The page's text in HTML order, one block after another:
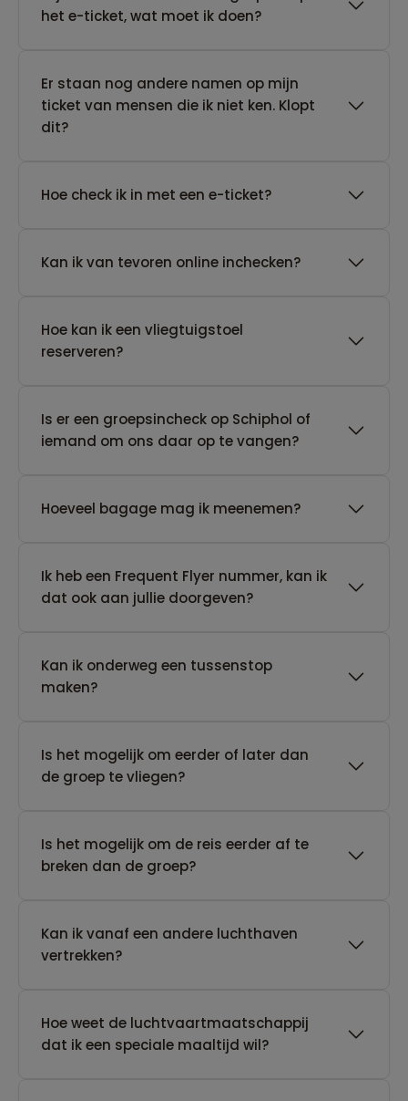
het e-ticket, wat moet ik doen?
Er staan nog andere namen op mijn
ticket van mensen die ik niet ken. Klopt
dit?
Hoe check ik in met een e-ticket?
Kan ik van tevoren online inchecken?
Hoe kan ik een vliegtuigstoel
reserveren?
Is er een groepsincheck op Schiphol of
iemand om ons daar op te vangen?
Hoeveel bagage mag ik meenemen?
Ik heb een Frequent Flyer nummer, kan ik
dat ook aan jullie doorgeven?
Kan ik onderweg een tussenstop
maken?
Is het mogelijk om eerder of later dan
de groep te vliegen?
Is het mogelijk om de reis eerder af te
breken dan de groep?
Kan ik vanaf een andere luchthaven
vertrekken?
Hoe weet de luchtvaartmaatschappij
dat ik een speciale maaltijd wil?